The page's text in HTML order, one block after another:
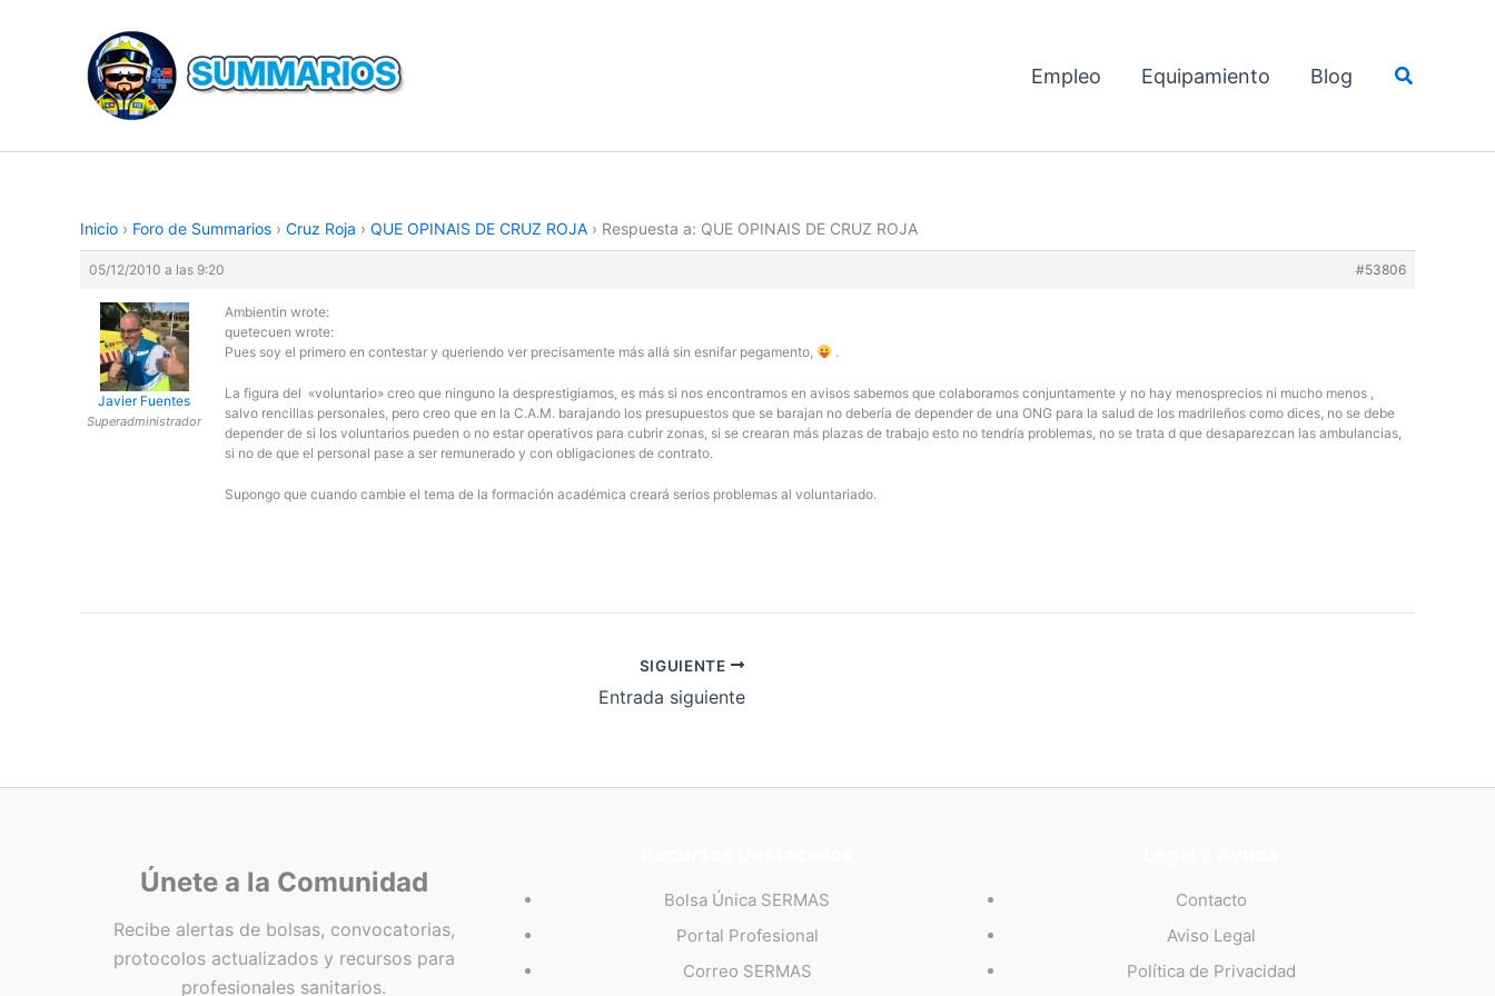
contenido
Empleo Equipamiento Blog Buscar
Inicio › Foro de Summarios › Cruz Roja › QUE OPINAIS DE CRUZ ROJA › Respuesta a: QUE OPINAIS DE CRUZ ROJA
05/12/2010 a las 9:20 #53806
Javier Fuentes
Superadministrador
Ambientin wrote:
quetecuen wrote:
Pues soy el primero en contestar y queriendo ver precisamente más allá sin esnifar pegamento,
.
La figura del «voluntario» creo que ninguno la desprestigiamos, es más si nos encontramos en avisos sabemos que colaboramos conjuntamente y no hay menosprecios ni mucho menos ,
salvo rencillas personales, pero creo que en la C.A.M. barajando los presupuestos que se barajan no debería de depender de una ONG para la salud de los madrileños como dices, no se debe
depender de si los voluntarios pueden o no estar operativos para cubrir zonas, si se crearan más plazas de trabajo esto no tendría problemas, no se trata d que desaparezcan las ambulancias,
si no de que el personal pase a ser remunerado y con obligaciones de contrato.
Supongo que cuando cambie el tema de la formación académica creará serios problemas al voluntariado.
SIGUIENTE
Entrada siguiente
Únete a la Comunidad
Recibe alertas de bolsas, convocatorias,
protocolos actualizados y recursos para
profesionales sanitarios.
Bolsa Única SERMAS
Portal Profesional
Correo SERMAS
Contacto
Aviso Legal
Política de Privacidad